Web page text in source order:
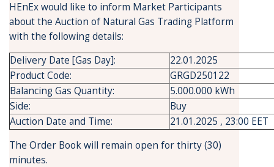
HEnEx would like to inform Market Participants
about the Auction of Natural Gas Trading Platform
with the following details:
Delivery Date [Gas Day]:
22.01.2025
Product Code:
GRGD250122
Balancing Gas Quantity:
5.000.000 kWh
Side:
Buy
Auction Date and Time:
21.01.2025 , 23:00 EET
The Order Book will remain open for thirty (30)
minutes.